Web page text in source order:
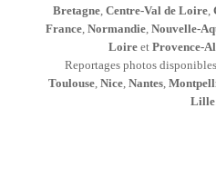
Bretagne, Centre-Val de Loire,
France Normandie Nouvelle-
Loireet Provence-
Reportages photos
Toulouse, Nice, Nantes,
Lille